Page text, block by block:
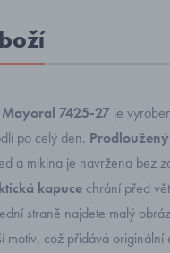
7425-27 je
po celý den.
a mikina je navržena bez
kapuce chrání před
straně najdete malý
motiv, což přidává